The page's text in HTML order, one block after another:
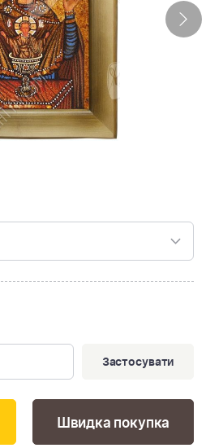
Застосувати
Швидка покупка